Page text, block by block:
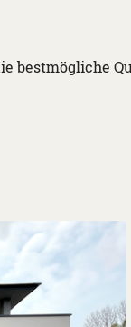
bestmögliche